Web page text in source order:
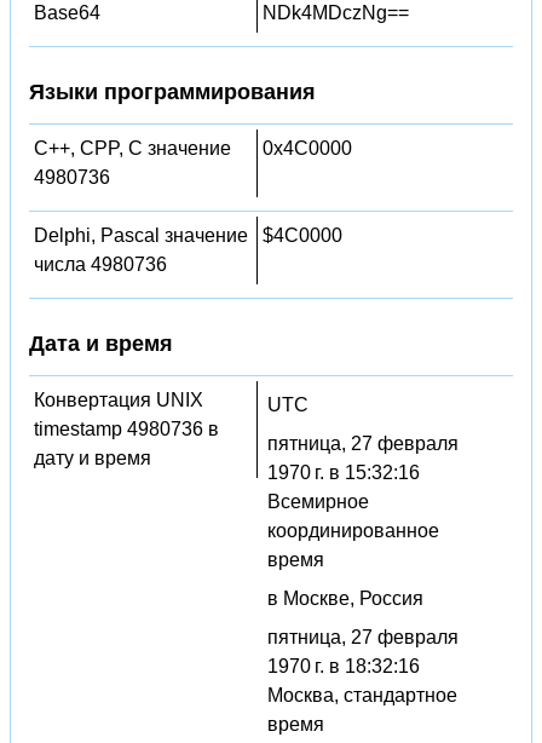
Base64 NDk4MDczNg==
Языки программирования
C++, CPP, C значение
4980736
0x4C0000
Delphi, Pascal значение
числа 4980736
$4C0000
Дата и время
Конвертация UNIX
timestamp 4980736 в
дату и время
UTC
пятница, 27 февраля
1970 г. в 15:32:16
Всемирное
координированное
время
в Москве, Россия
пятница, 27 февраля
1970 г. в 18:32:16
Москва, стандартное
время